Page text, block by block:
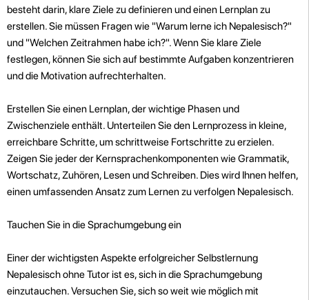
besteht darin, klare Ziele zu definieren und einen Lernplan zu
erstellen. Sie müssen Fragen wie "Warum lerne ich Nepalesisch?"
und "Welchen Zeitrahmen habe ich?". Wenn Sie klare Ziele
festlegen, können Sie sich auf bestimmte Aufgaben konzentrieren
und die Motivation aufrechterhalten.
Erstellen Sie einen Lernplan, der wichtige Phasen und
Zwischenziele enthält. Unterteilen Sie den Lernprozess in kleine,
erreichbare Schritte, um schrittweise Fortschritte zu erzielen.
Zeigen Sie jeder der Kernsprachenkomponenten wie Grammatik,
Wortschatz, Zuhören, Lesen und Schreiben. Dies wird Ihnen helfen,
einen umfassenden Ansatz zum Lernen zu verfolgen Nepalesisch.
Tauchen Sie in die Sprachumgebung ein
Einer der wichtigsten Aspekte erfolgreicher Selbstlernung
Nepalesisch ohne Tutor ist es, sich in die Sprachumgebung
einzutauchen. Versuchen Sie, sich so weit wie möglich mit